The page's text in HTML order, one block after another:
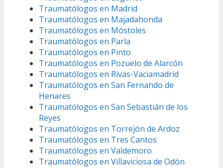
Traumatólogos en Madrid
Traumatólogos en Majadahonda
Traumatólogos en Móstoles
Traumatólogos en Parla
Traumatólogos en Pinto
Traumatólogos en Pozuelo de Alarcón
Traumatólogos en Rivas-Vaciamadrid
Traumatólogos en San Fernando de
Henares
Traumatólogos en San Sebastián de los
Reyes
Traumatólogos en Torrejón de Ardoz
Traumatólogos en Tres Cantos
Traumatólogos en Valdemoro
Traumatólogos en Villaviciosa de Odón